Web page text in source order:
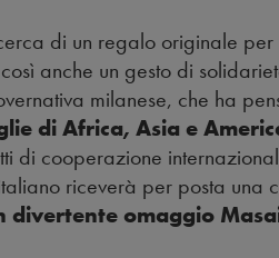
di un regalo originale
anche un gesto di
milanese, che ha
di Africa, Asia e
di cooperazione
riceverà per posta una
divertente omaggio